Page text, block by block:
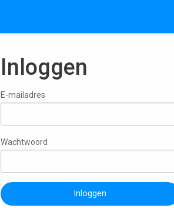
Inloggen
E-mailadres
Wachtwoord
Inloggen